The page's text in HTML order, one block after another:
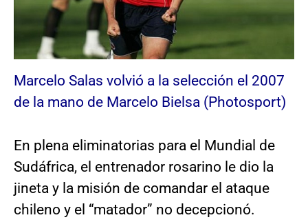
Marcelo Salas volvió a la selección el 2007
de la mano de Marcelo Bielsa (Photosport)
En plena eliminatorias para el Mundial de
Sudáfrica, el entrenador rosarino le dio la
jineta y la misión de comandar el ataque
chileno y el “matador” no decepcionó.